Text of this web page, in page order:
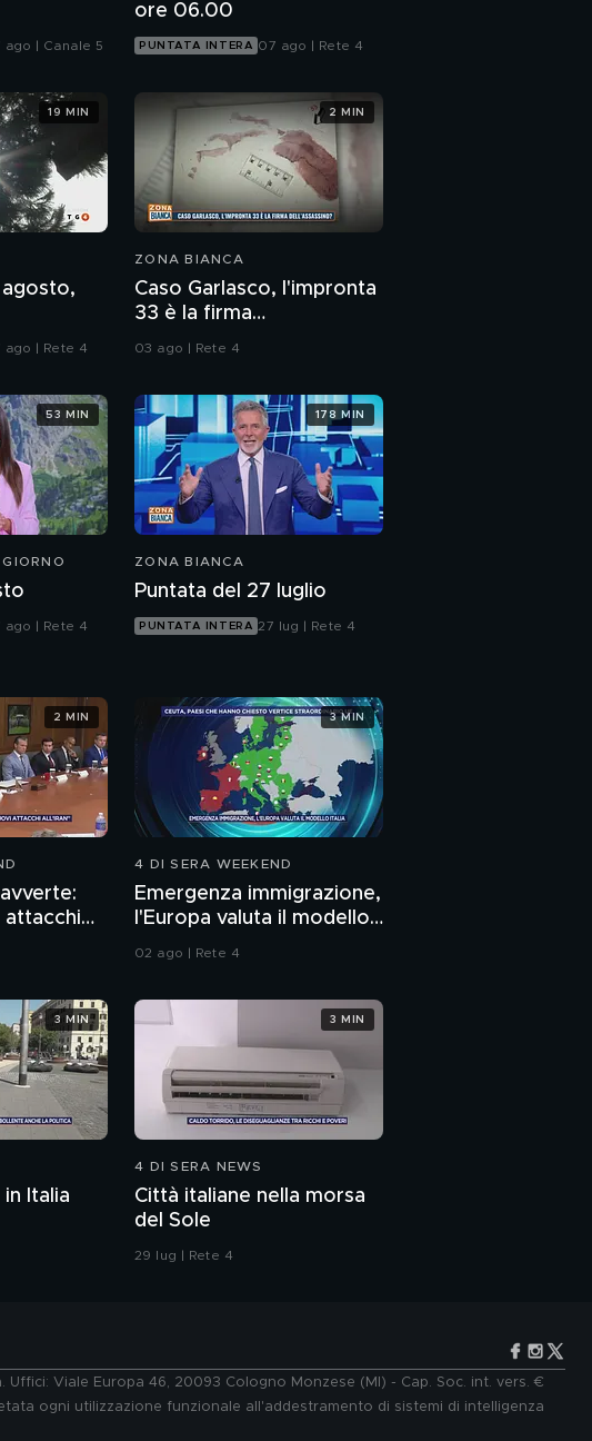
ago | Canale 5
ore 06.00
PUNTATA INTERA 07 ago | Rete 4
ago | Rete 4
19 MIN
ZONA BIANCA
Caso Garlasco, l'impronta
33 è la firma
dell'assassino?
03 ago | Rete 4
2 MIN
ago | Rete 4
53 MIN
ZONA BIANCA
Puntata del 27 luglio
PUNTATA INTERA 27 lug | Rete 4
178 MIN
attacchi
2 MIN
4 DI SERA WEEKEND
Emergenza immigrazione,
l'Europa valuta il modello
02 ago | Rete 4
3 MIN
Italia
3 MIN
4 DI SERA NEWS
Città italiane nella morsa
del Sole
29 lug | Rete 4
3 MIN
Uffici: Viale Europa 46, 20093 Cologno Monzese (MI) - Cap. Soc. int. vers. €
ogni utilizzazione funzionale all'addestramento di sistemi di intelligenza